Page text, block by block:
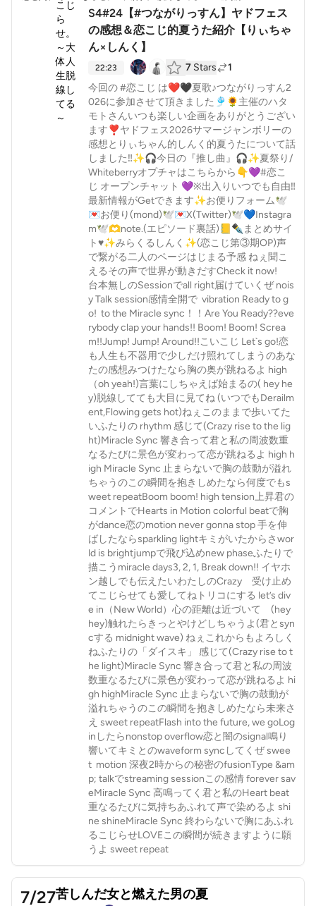
S4#24【#つながりっすん】ヤドフェス
の感想＆恋こじ的夏うた紹介【りぃちゃ
ん×しんく】
22:23 7 Stars
1
今回の #恋こじ は❤️🖤夏歌♪つながりっすん2
026に参加させて頂きました🎐🌻主催のハタ
モトさんいつも楽しい企画をありがとうござい
ます❣️ヤドフェス2026サマージャンボリーの
感想とりぃちゃん的しんく的夏うたについて話
しました‼️✨️🎧️今日の『推し曲』🎧️✨️夏祭り/
Whiteberryオプチャはこちらから👇️💜#恋こ
じ オープンチャット 💜※出入りいつでも自由‼️
最新情報がGetできます✨️⁠お便りフォーム🕊
💌⁠⁠⁠⁠お便り(mond)🕊💌⁠⁠⁠⁠X(Twitter)🕊💙⁠⁠⁠⁠Instagra
m🕊🫶⁠⁠⁠note.(エピソード裏話)📒✒️⁠⁠⁠まとめサイ
ト♥️⁠✨️みらくるしんく✨️(恋こじ第③期OP)声
で繋がる二人のページはじまる予感 ねぇ聞こ
えるその声で世界が動きだすCheck it now!
台本無しのSessionでall right届けていくぜ nois
y Talk session感情全開で vibration Ready to g
o! to the Miracle sync！！Are You Ready??eve
rybody clap your hands!! Boom! Boom! Screa
m!!Jump! Jump! Around!!こいこじ Let`s go!恋
も人生も不器用で少しだけ照れてしまうのあな
たの感想みつけたなら胸の奥が跳ねるよ high
（oh yeah!)言葉にしちゃえば始まるの( hey he
y)脱線してても大目に見てね (いつでもDerailm
ent,Flowing gets hot)ねぇこのままで歩いてた
いふたりの rhythm 感じて(Crazy rise to the lig
ht)Miracle Sync 響き合って君と私の周波数重
なるたびに景色が変わって恋が跳ねるよ high h
igh Miracle Sync 止まらないで胸の鼓動が溢れ
ちゃうのこの瞬間を抱きしめたなら何度でもs
weet repeatBoom boom! high tension上昇君の
コメントでHearts in Motion colorful beatで胸
がdance恋のmotion never gonna stop 手を伸
ばしたならsparkling lightキミがいたからさwor
ld is brightjumpで飛び込めnew phaseふたりで
描こうmiracle days3, 2, 1, Break down!! イヤホ
ン越しでも伝えたいわたしのCrazy 受け止め
てこじらせても愛してねトリコにする let’s div
e in（New World）心の距離は近づいて (hey
hey)触れたらきっとやけどしちゃうよ(君とsyn
cする midnight wave) ねぇこれからもよろしく
ねふたりの「ダイスキ」 感じて(Crazy rise to t
he light)Miracle Sync 響き合って君と私の周波
数重なるたびに景色が変わって恋が跳ねるよ hi
gh highMiracle Sync 止まらないで胸の鼓動が
溢れちゃうのこの瞬間を抱きしめたなら未来さ
え sweet repeatFlash into the future, we goLog
inしたらnonstop overflow恋と闇のsignal鳴り
響いてキミとのwaveform syncしてくぜ swee
t motion 深夜2時からの秘密のfusionType &am
p; talkでstreaming sessionこの感情 forever sav
eMiracle Sync 高鳴ってく君と私のHeart beat
重なるたびに気持ちあふれて声で染めるよ shi
ne shineMiracle Sync 終わらないで胸にあふれ
るこじらせLOVEこの瞬間が続きますように願
うよ sweet repeat
7/27苦しんだ女と燃えた男の夏